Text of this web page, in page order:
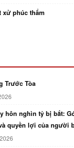
xử phúc thẩm
Trước Tòa
hôn nghìn tỷ bị bắt:
quyền lợi của người